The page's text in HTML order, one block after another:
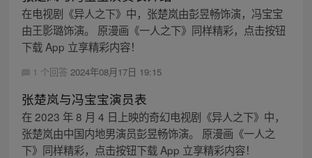
在电视剧《异人之下》中，张楚岚由彭昱畅饰演，冯宝宝
由王影璐饰演。 原漫画《一人之下》同样精彩，点击按钮
下载 App 立享精彩内容！
1 个回答 2024年08月17日 19:15
张楚岚与冯宝宝演员表
在 2023 年 8 月 4 日上映的奇幻电视剧《异人之下》中，
张楚岚由中国内地男演员彭昱畅饰演。 原漫画《一人之
下》同样精彩，点击按钮下载 App 立享精彩内容！